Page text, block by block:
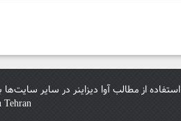
استفاده از مطالب آوا دیزاینر در سایر